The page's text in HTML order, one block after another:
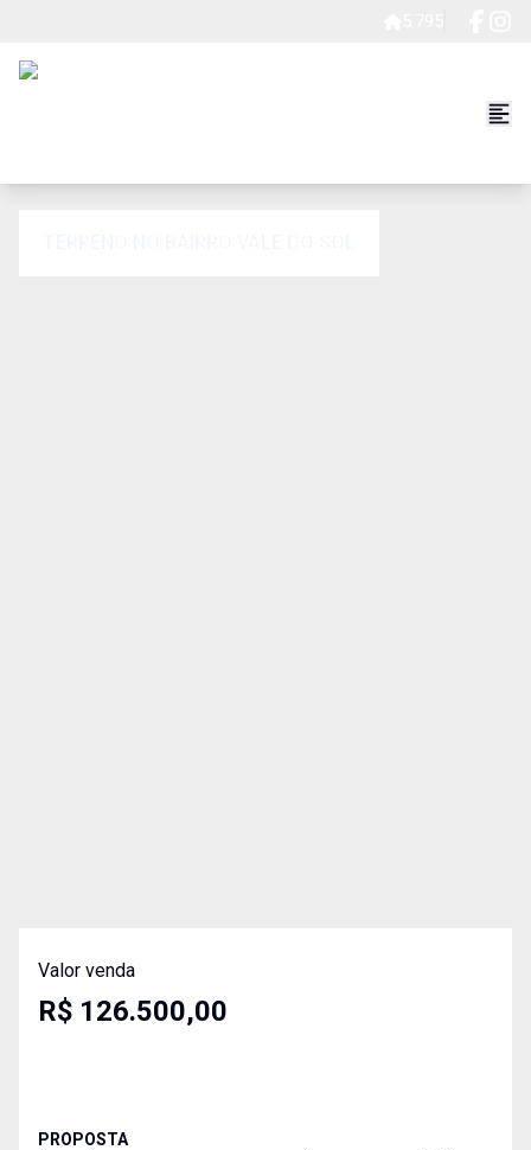
Valor venda
R$ 126.500,00
PROPOSTA